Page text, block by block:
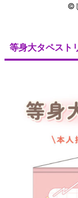
©
等身大タペスト